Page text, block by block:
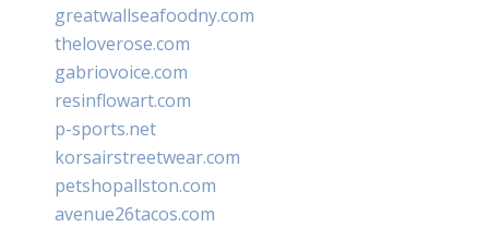
greatwallseafoodny.com
theloverose.com
gabriovoice.com
resinflowart.com
p-sports.net
korsairstreetwear.com
petshopallston.com
avenue26tacos.com